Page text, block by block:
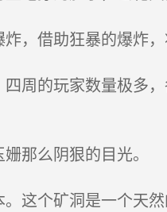
，借助狂暴的爆炸，
周的玩家数量极多
那么阴狠的目光。
这个矿洞是一个天然